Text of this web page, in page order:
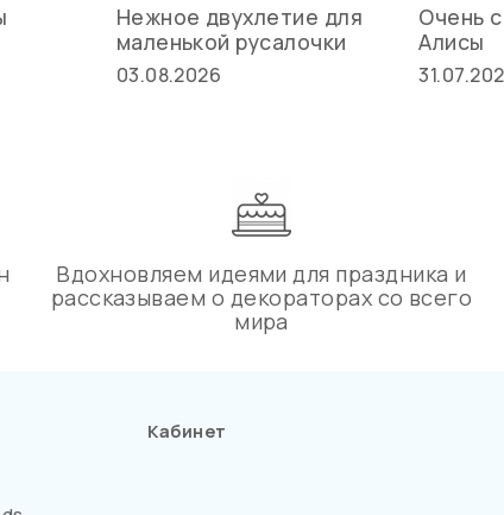
Нежное двухлетие для
маленькой русалочки
03.08.2026
Очень
Алисы
Вдохновляем идеями для праздника и
рассказываем о декораторах со всего
мира
Кабинет